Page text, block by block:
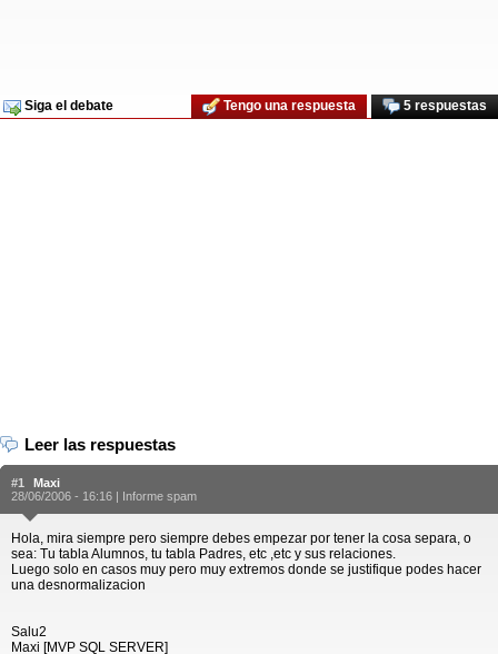
Siga el debate 5 respuestas
Tengo una respuesta
Leer las respuestas
#1
Maxi
28/06/2006 - 16:16 | Informe spam
Hola, mira siempre pero siempre debes empezar por tener la cosa separa, o
sea: Tu tabla Alumnos, tu tabla Padres, etc ,etc y sus relaciones.
Luego solo en casos muy pero muy extremos donde se justifique podes hacer
una desnormalizacion
Salu2
Maxi [MVP SQL SERVER]